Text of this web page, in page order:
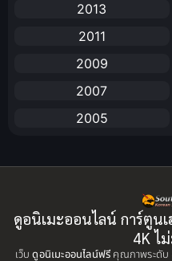
Animation แอนิเมชั่น
(25)
BBC (1)
Big tits (นมใหญ่)(19)
2013
2011
2009
2007
2005
1997
1995
ดูอนิเมะออนไลน์ การ์ตูน
4K ไ
เว็บดูอนิเมะออนไลน์ฟรี คุณภาพระดับ